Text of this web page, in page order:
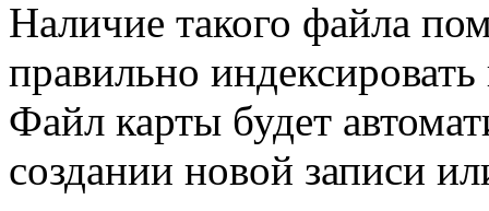
Наличие такого файла
правильно
Файл карты будет
создании новой записи